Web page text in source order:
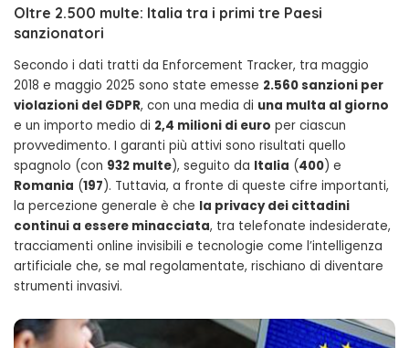
Oltre 2.500 multe: Italia tra i primi tre Paesi
sanzionatori
Secondo i dati tratti da Enforcement Tracker, tra maggio
2018 e maggio 2025 sono state emesse 2.560 sanzioni per
violazioni del GDPR, con una media di una multa al giorno
e un importo medio di 2,4 milioni di euro per ciascun
provvedimento. I garanti più attivi sono risultati quello
spagnolo (con 932 multe), seguito da Italia (400) e
Romania (197). Tuttavia, a fronte di queste cifre importanti,
la percezione generale è che la privacy dei cittadini
continui a essere minacciata, tra telefonate indesiderate,
tracciamenti online invisibili e tecnologie come l’intelligenza
artificiale che, se mal regolamentate, rischiano di diventare
strumenti invasivi.